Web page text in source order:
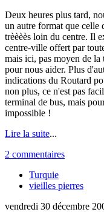
Deux heures plus tard,
un autre format que celle
trèèèès loin du centre. Il
centre-ville offert par
mais ici, pas moyen de
pour nous aider. Plus
indications du Routard
non plus, ce n'est pas
terminal de bus, mais
impossible !
Lire la suite...
2 commentaires
Turquie
vieilles pierres
vendredi 30 décembre